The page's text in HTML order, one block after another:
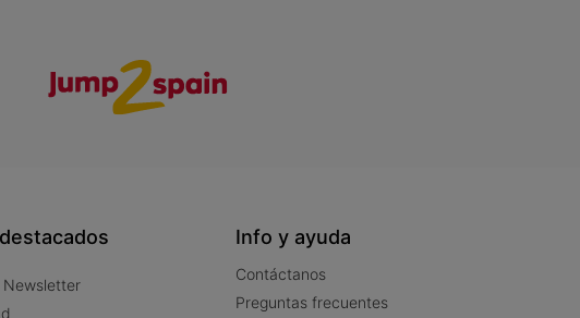
Newsletter
Info y ayuda
Contáctanos
Preguntas frecuentes